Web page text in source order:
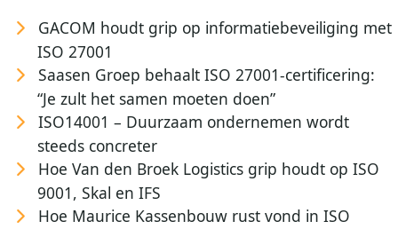
GACOM houdt grip op informatiebeveiliging met
ISO 27001
Saasen Groep behaalt ISO 27001-certificering:
“Je zult het samen moeten doen”
ISO14001 – Duurzaam ondernemen wordt
steeds concreter
Hoe Van den Broek Logistics grip houdt op ISO
9001, Skal en IFS
Hoe Maurice Kassenbouw rust vond in ISO